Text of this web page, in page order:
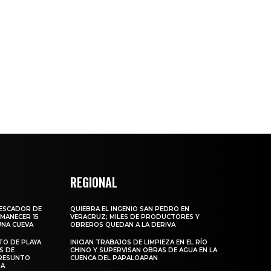
DE
15
CUEVA
DE PLAYA
DE
REGIONAL
QUIEBRA EL INGENIO SAN PEDRO EN
VERACRUZ; MILES DE PRODUCTORES Y
OBREROS QUEDAN A LA DERIVA
INICIAN TRABAJOS DE LIMPIEZA EN EL RÍO
CHINO Y SUPERVISAN OBRAS DE AGUA EN LA
CUENCA DEL PAPALOAPAN